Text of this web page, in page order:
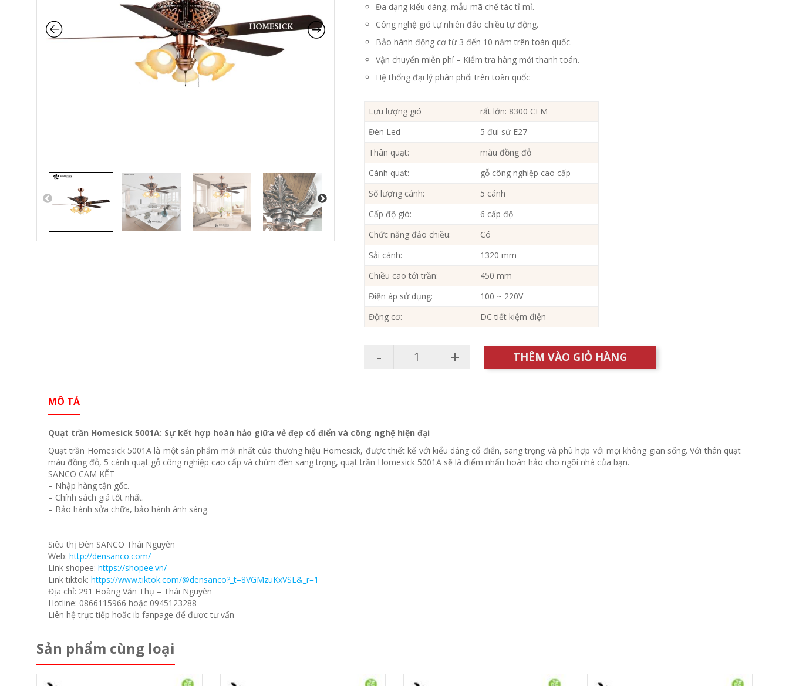
Đa dạng kiểu dáng, mẫu mã chế tác tỉ mỉ.
Công nghệ gió tự nhiên đảo chiều tự động.
Bảo hành động cơ từ 3 đến 10 năm trên toàn quốc.
Vận chuyển miễn phí – Kiểm tra hàng mới thanh toán.
Hệ thống đại lý phân phối trên toàn quốc
Lưu lượng gió
rất lớn: 8300 CFM
Đèn Led
5 đui sứ E27
Thân quạt:
màu đồng đỏ
Cánh quạt:
gỗ công nghiệp cao cấp
Số lượng cánh:
5 cánh
Cấp độ gió:
6 cấp độ
Chức năng đảo chiều:
Có
Sải cánh:
1320 mm
Chiều cao tới trần:
450 mm
Điện áp sử dụng:
100 ~ 220V
Động cơ:
DC tiết kiệm điện
- + THÊM VÀO GIỎ HÀNG
MÔ TẢ
Quạt trần Homesick 5001A: Sự kết hợp hoàn hảo giữa vẻ đẹp cổ điển và công nghệ hiện đại
Quạt trần Homesick 5001A là một sản phẩm mới nhất của thương hiệu Homesick, được thiết kế với kiểu dáng cổ điển, sang trọng và phù hợp với mọi không gian sống. Với thân quạt
màu đồng đỏ, 5 cánh quạt gỗ công nghiệp cao cấp và chùm đèn sang trọng, quạt trần Homesick 5001A sẽ là điểm nhấn hoàn hảo cho ngôi nhà của bạn.
SANCO CAM KẾT
– Nhập hàng tận gốc.
– Chính sách giá tốt nhất.
– Bảo hành sửa chữa, bảo hành ánh sáng.
————————————————–
Siêu thị Đèn SANCO Thái Nguyên
Web: http://densanco.com/
Link shopee: https://shopee.vn/
Link tiktok: https://www.tiktok.com/@densanco?_t=8VGMzuKxVSL&_r=1
Địa chỉ: 291 Hoàng Văn Thụ – Thái Nguyên
Hotline: 0866115966 hoặc 0945123288
Liên hệ trực tiếp hoặc ib fanpage để được tư vấn
Sản phẩm cùng loại